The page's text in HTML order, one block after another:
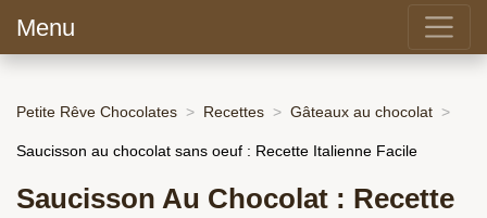
Menu
Petite Rêve Chocolates Recettes Gâteaux au chocolat
Saucisson au chocolat sans oeuf : Recette Italienne Facile
Saucisson Au Chocolat : Recette